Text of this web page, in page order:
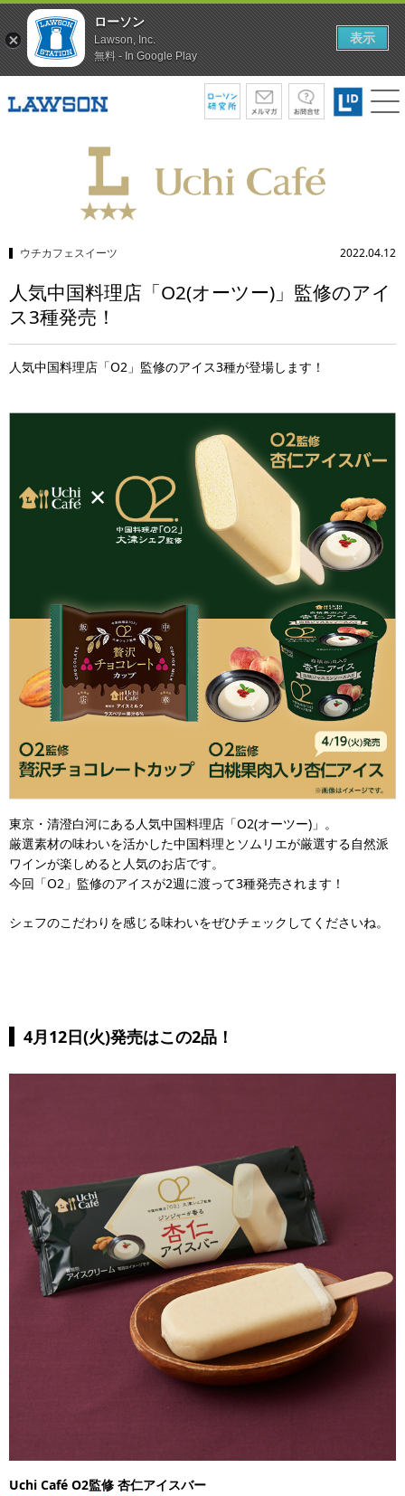
ウチカフェスイーツ 2022.04.12
人気中国料理店「O2(オーツー)」監修のアイ
ス3種発売！
人気中国料理店「O2」監修のアイス3種が登場します！
東京・清澄白河にある人気中国料理店「O2(オーツー)」。
厳選素材の味わいを活かした中国料理とソムリエが厳選する自然派
ワインが楽しめると人気のお店です。
今回「O2」監修のアイスが2週に渡って3種発売されます！
シェフのこだわりを感じる味わいをぜひチェックしてくださいね。
4月12日(火)発売はこの2品！
Uchi Café O2監修 杏仁アイスバー
ローソン
Lawson, Inc.
無料 - In Google Play
表示